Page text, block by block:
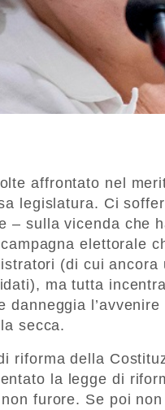
affrontato nel
legislatura. Ci
– sulla vicenda che
elettorale
(di cui ancora
ma tutta
secca.
riforma della
la legge di
furore. Se poi